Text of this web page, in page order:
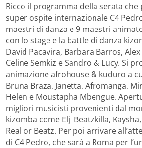
Ricco il programma della serata
super ospite internazionale C4
maestri di danza e 9 maestri
con lo stage e la battle di danza
David Pacavira, Barbara Barros, Alex
Celine Semkiz e Sandro & Lucy. Si
animazione afrohouse & kuduro a
Bruna Braza, Janetta, Afromanga,
Helen e Moustapha Mbengue.
migliori musicisti provenienti dal
kizomba come Elji Beatzkilla,
Real or Beatz. Per poi arrivare
di C4 Pedro, che sarà a Roma per